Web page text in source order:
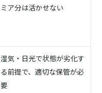
ミア分は活かせない
湿気・日光で状態が劣化す
る前提で、適切な保管が必
要